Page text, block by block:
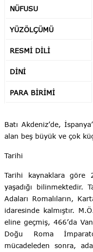
NÜFUSU
YÜZÖLÇÜMÜ
RESMİ DİLİ
DİNİ
PARA BİRİMİ
Batı Akdeniz’de,
alan beş büyük ve çok
Tarihi
Tarihi kaynaklara göre
yaşadığı bilinmektedir.
Adaları Romalıların,
idaresinde kalmıştır.
eline geçmiş, 466’da
Doğu Roma
mücadeleden sonra,